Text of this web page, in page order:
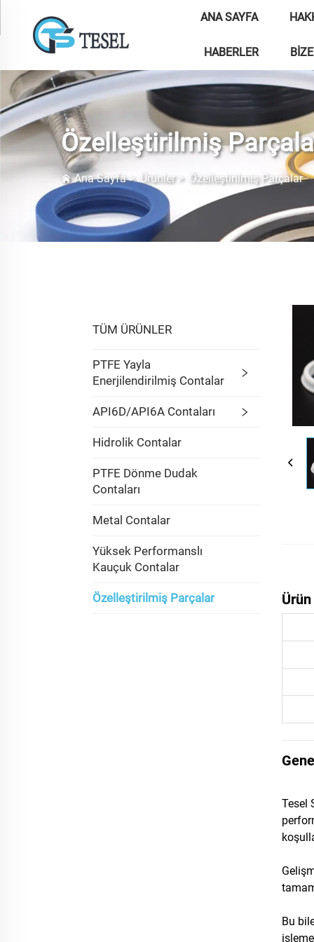
ANA SAYFA
HABERLER
Özelleştirilmiş
Ana Sayfa>Ürünler> Özelleştirilmiş Parçalar
TÜM ÜRÜNLER
PTFE Yayla
Enerjilendirilmiş Contalar
API6D/API6A Contaları
Hidrolik Contalar
PTFE Dönme Dudak
Contaları
Metal Contalar
Yüksek Performanslı
Kauçuk Contalar
Özelleştirilmiş Parçalar
Tesel
Bu